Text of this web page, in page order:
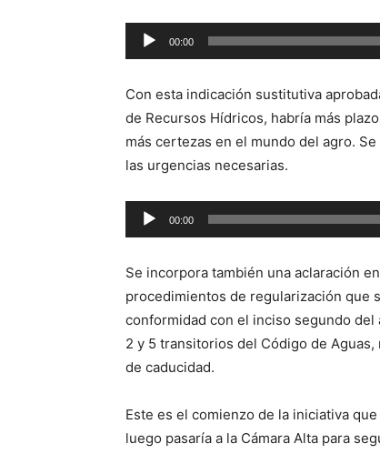
Reproductor
de
00:00
Con esta indicación sustitutiva
de Recursos Hídricos, habría más
más certezas en el mundo del agro.
las urgencias necesarias.
Reproductor
de
00:00
Se incorpora también una aclaración
procedimientos de regularización que
conformidad con el inciso segundo
2 y 5 transitorios del Código de
de caducidad.
Este es el comienzo de la iniciativa
luego pasaría a la Cámara Alta para